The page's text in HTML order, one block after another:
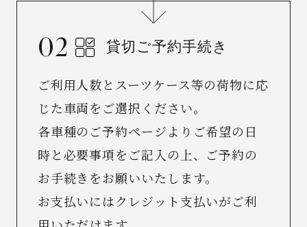
貸切ご予約手続き
ご利用人数とスーツケース等の荷物に応
じた車両をご選択ください。
各車種のご予約ページよりご希望の日
時と必要事項をご記入の上、ご予約の
お手続きをお願いいたします。
お支払いにはクレジット支払いがご利